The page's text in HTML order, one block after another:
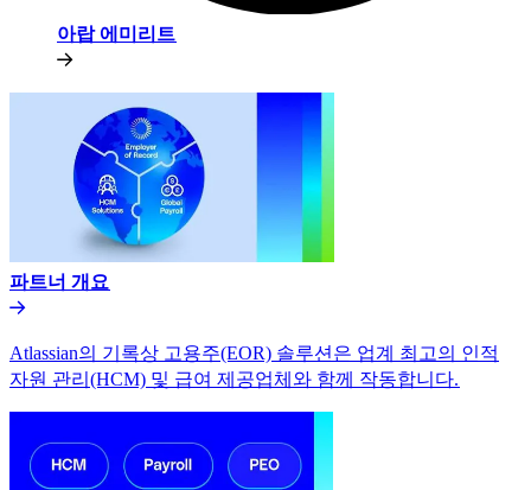
아랍 에미리트​​
파트너 개요​​
Atlassian의 기록상 고용주(EOR) 솔루션은 업계 최고의 인적
자원 관리(HCM) 및 급여 제공업체와 함께 작동합니다.​​